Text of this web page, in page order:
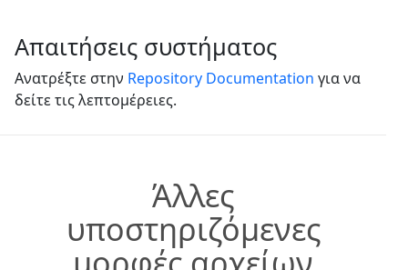
Απαιτήσεις συστήματος
Ανατρέξτε στην Repository Documentation για να
δείτε τις λεπτομέρειες.
Άλλες
υποστηριζόμενες